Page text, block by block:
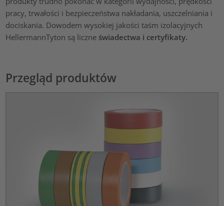
pracy, trwałości i bezpieczeństwa nakładania, uszczelniania i
dociskania. Dowodem wysokiej jakości taśm izolacyjnych
HellermannTyton są liczne świadectwa i certyfikaty.
Przegląd produktów